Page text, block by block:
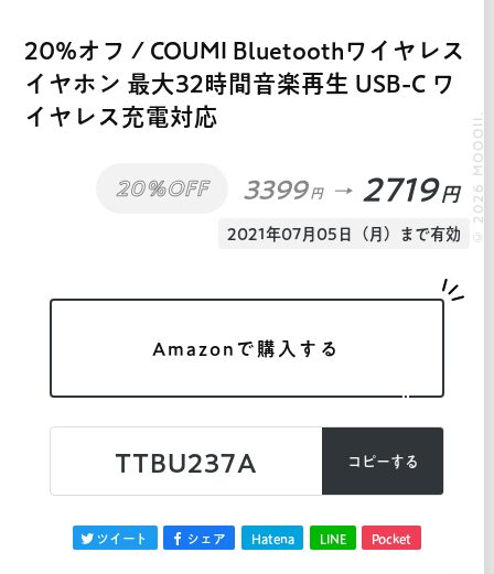
20%オフ / COUMI Bluetoothワイヤレス
イヤホン 最大32時間音楽再生 USB-C ワ
イヤレス充電対応
20%OFF 3399 円 2719 円
2021年07月05日（月）まで有効
Amazonで購入する
TTBU237A コピーする
ツイート シェア Hatena LINE Pocket
© 2026 MOOOII.